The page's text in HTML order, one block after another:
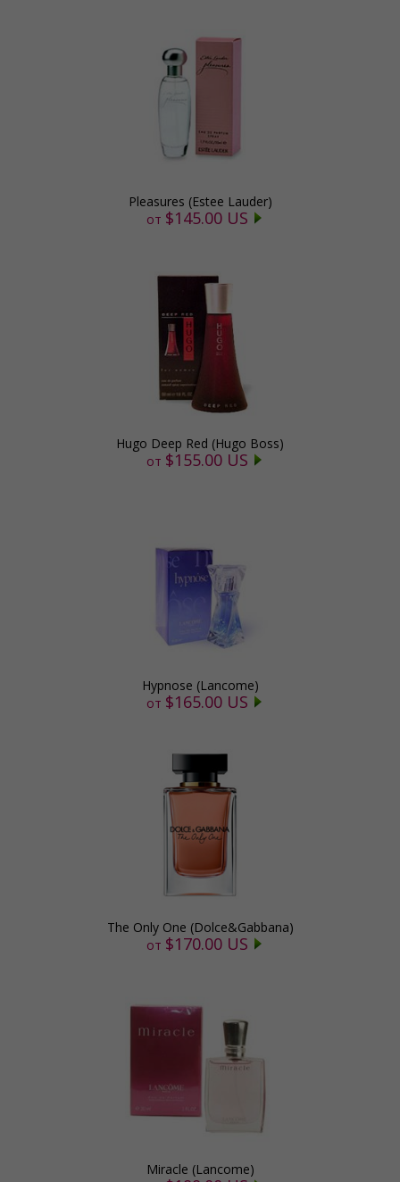
Pleasures (Estee Lauder)
от $145.00 US
Hugo Deep Red (Hugo Boss)
от $155.00 US
Hypnose (Lancome)
от $165.00 US
The Only One (Dolce&Gabbana)
от $170.00 US
Miracle (Lancome)